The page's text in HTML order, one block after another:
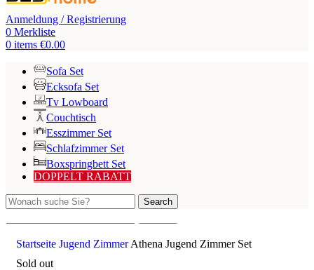
Anmeldung / Registrierung
0 Merkliste
0 items €0.00
Sofa Set
Ecksofa Set
Tv Lowboard
Couchtisch
Esszimmer Set
Schlafzimmer Set
Boxspringbett Set
DOPPELT RABATT
Search
Startseite Jugend ZimmerAthena Jugend Zimmer Set
Sold out